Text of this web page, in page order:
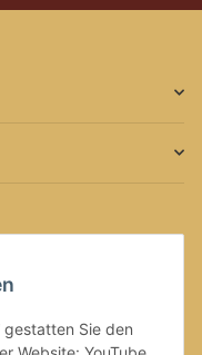
gestatten Sie den